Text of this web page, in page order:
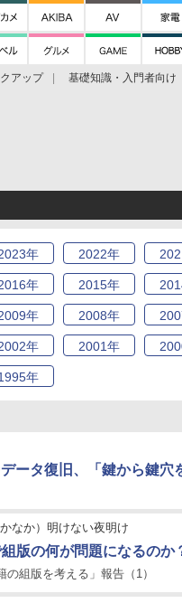
アップ 基礎知識・入門者向け
年 2022年
年 2015年
年 2008年
年 2001年
年
ータ復旧、「鍵から鍵穴
なか）明けない夜明け
版の何が問題になるのか
組版を考える」報告（1）